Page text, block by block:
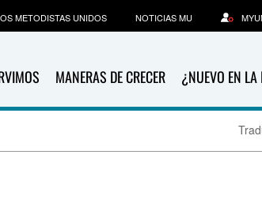
MANERAS DE CRECER ¿NUEVO EN
METODISTAS UNIDOS NOTICIAS MU